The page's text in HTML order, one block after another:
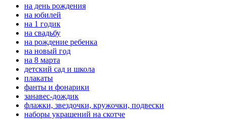
на день рождения
на юбилей
на 1 годик
на свадьбу
на рождение ребенка
на новый год
на 8 марта
детский сад и школа
плакаты
фанты и фонарики
занавес-дождик
флажки, звездочки, кружочки, подвески
наборы украшений на скотче